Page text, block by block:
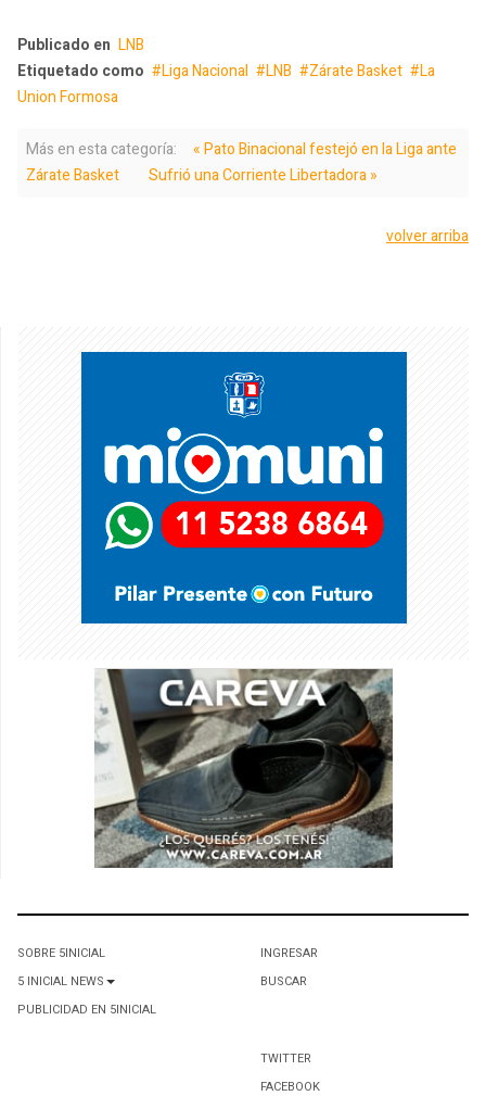
Publicado en LNB
Etiquetado como
Liga Nacional LNB Zárate Basket
La
Union Formosa
Más en esta categoría:
« Pato Binacional festejó en la Liga ante
Zárate Basket
Sufrió una Corriente Libertadora »
volver arriba
SOBRE 5INICIAL
5 INICIAL NEWS
PUBLICIDAD EN 5INICIAL
INGRESAR
BUSCAR
TWITTER
FACEBOOK